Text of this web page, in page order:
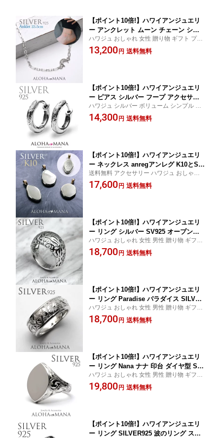
【ポイント10倍!】ハワイアンジュエリ
ー アンクレット ムーン チェーン シル
バー925 三日月 silver moon アクセサ
リー レディース メンズ 足首 auc2156
ハワジュ おしゃれ 女性 贈り物 ギフト プレ
ゼント 彼女 嫁 妻 結婚 記念日 誕生日 お祝
い レディース 普段使い 自分買い ご褒美 贈
13,200 円 送料無料
【ポイント10倍!】ハワイアンジュエリ
ー ピアス シルバー フープ アクセサリ
ー レディース メンズ フープピアス リ
ッチスクロール シルバー 925 スターリ
ハワジュ シルバー ボリューム シンプル 送
料無料 プレゼント ギフト メンズ レディー
ス
14,300 円 送料無料
【ポイント10倍!】ハワイアンジュエリ
ー ネックレス anregアンレグ K10とSil
ver925 コンビ ペンダントトップ アンレ
グ SV925 10金ゴールド レディース メ
送料無料 アクセサリー ハワジュ おしゃれ
贈り物 ギフト プレゼント 記念日 誕生日 ユ
ニセックス silver 刻印メッセージ イニシャ
17,600 円 送料無料
【ポイント10倍!】ハワイアンジュエリ
ー リング シルバー SV925 オープンワ
ーク パラダイス マハナ 透かしデザイン
ari2164
ハワジュ おしゃれ 女性 男性 贈り物 ギフト
記念日 誕生日 誕生祝い お祝い レディース
透かしリング
18,700 円 送料無料
【ポイント10倍!】ハワイアンジュエリ
ー リング Paradise パラダイス SILVER
925 透かし ハイビスカス レディース 女
性 メンズ 男性 指輪 シルバーリング hijr
ハワジュ おしゃれ 女性 男性 贈り物 ギフト
記念日 誕生日 silver925 本物 トロピカル ハ
ワイ ハワイアン 透かしリング 付け心地 ア
18,700 円 送料無料
【ポイント10倍!】ハワイアンジュエリ
ー リング Nana ナナ 印台 ダイヤ型 SIL
VER925 レディース 女性 メンズ 男性
指輪 ari2179
ハワジュ おしゃれ 女性 男性 贈り物 ギフト
記念日 誕生日 誕生祝い お祝い レディース
メンズ 人気の定番
19,800 円 送料無料
【ポイント10倍!】ハワイアンジュエリ
ー リング SILVER925 波のリング スク